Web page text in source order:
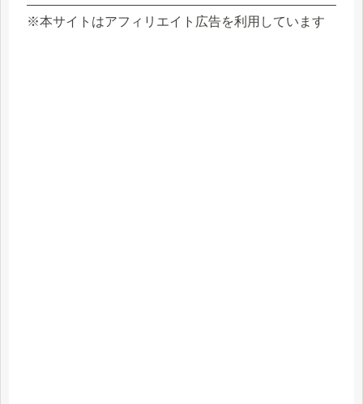
※本サイトはアフィリエイト広告を利用しています